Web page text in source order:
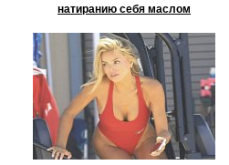
натиранию себя маслом